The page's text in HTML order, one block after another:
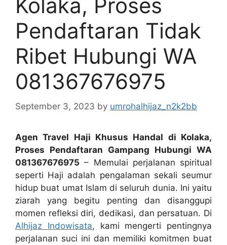
Kolaka, Proses
Pendaftaran Tidak
Ribet Hubungi WA
081367676975
September 3, 2023 by umrohalhijaz_n2k2bb
Agen Travel Haji Khusus Handal di Kolaka,
Proses Pendaftaran Gampang Hubungi WA
081367676975 – Memulai perjalanan spiritual
seperti Haji adalah pengalaman sekali seumur
hidup buat umat Islam di seluruh dunia. Ini yaitu
ziarah yang begitu penting dan disanggupi
momen refleksi diri, dedikasi, dan persatuan. Di
Alhijaz Indowisata, kami mengerti pentingnya
perjalanan suci ini dan memiliki komitmen buat